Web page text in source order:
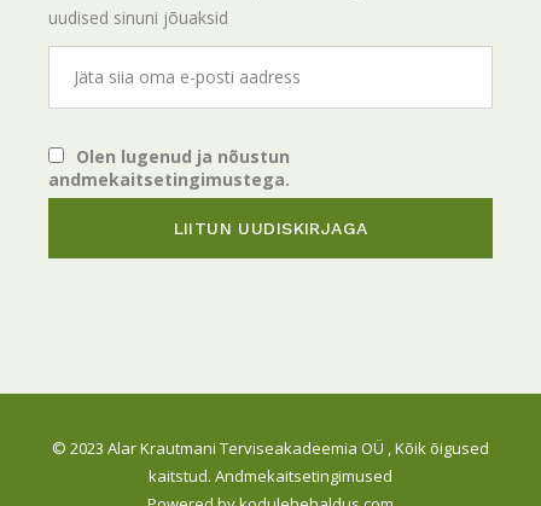
uudised sinuni jõuaksid
Olen lugenud ja nõustun
andmekaitsetingimustega.
© 2023 Alar Krautmani Terviseakadeemia OÜ , Kõik õigused
kaitstud. Andmekaitsetingimused